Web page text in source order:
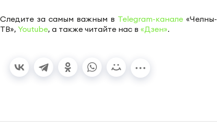
Следите за самым важным в Telegram-канале «Челны-
ТВ», Youtube, а также читайте нас в «Дзен».